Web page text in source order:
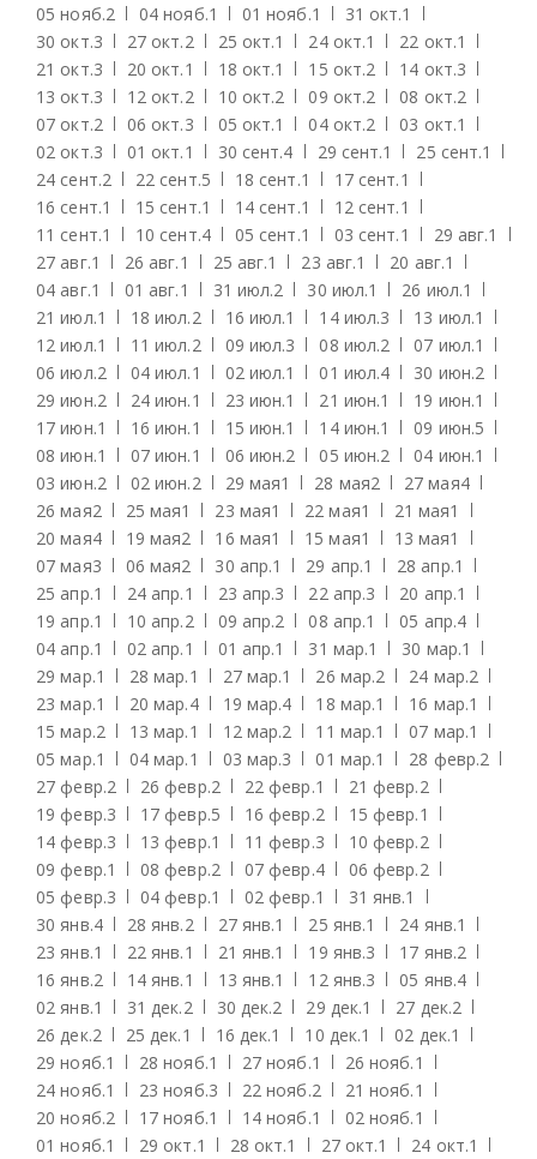
05 нояб.2 04 нояб.1 01 нояб.1 31 окт.1
30 окт.3 27 окт.2 25 окт.1 24 окт.1 22 окт.1
21 окт.3 20 окт.1 18 окт.1 15 окт.2 14 окт.3
13 окт.3 12 окт.2 10 окт.2 09 окт.2 08 окт.2
07 окт.2 06 окт.3 05 окт.1 04 окт.2 03 окт.1
02 окт.3 01 окт.1 30 сент.4 29 сент.1 25 сент.1
24 сент.2 22 сент.5 18 сент.1 17 сент.1
16 сент.1 15 сент.1 14 сент.1 12 сент.1
11 сент.1 10 сент.4 05 сент.1 03 сент.1 29 авг.1
27 авг.1 26 авг.1 25 авг.1 23 авг.1 20 авг.1
04 авг.1 01 авг.1 31 июл.2 30 июл.1 26 июл.1
21 июл.1 18 июл.2 16 июл.1 14 июл.3 13 июл.1
12 июл.1 11 июл.2 09 июл.3 08 июл.2 07 июл.1
06 июл.2 04 июл.1 02 июл.1 01 июл.4 30 июн.2
29 июн.2 24 июн.1 23 июн.1 21 июн.1 19 июн.1
17 июн.1 16 июн.1 15 июн.1 14 июн.1 09 июн.5
08 июн.1 07 июн.1 06 июн.2 05 июн.2 04 июн.1
03 июн.2 02 июн.2 29 мая1 28 мая2 27 мая4
26 мая2 25 мая1 23 мая1 22 мая1 21 мая1
20 мая4 19 мая2 16 мая1 15 мая1 13 мая1
07 мая3 06 мая2 30 апр.1 29 апр.1 28 апр.1
25 апр.1 24 апр.1 23 апр.3 22 апр.3 20 апр.1
19 апр.1 10 апр.2 09 апр.2 08 апр.1 05 апр.4
04 апр.1 02 апр.1 01 апр.1 31 мар.1 30 мар.1
29 мар.1 28 мар.1 27 мар.1 26 мар.2 24 мар.2
23 мар.1 20 мар.4 19 мар.4 18 мар.1 16 мар.1
15 мар.2 13 мар.1 12 мар.2 11 мар.1 07 мар.1
05 мар.1 04 мар.1 03 мар.3 01 мар.1 28 февр.2
27 февр.2 26 февр.2 22 февр.1 21 февр.2
19 февр.3 17 февр.5 16 февр.2 15 февр.1
14 февр.3 13 февр.1 11 февр.3 10 февр.2
09 февр.1 08 февр.2 07 февр.4 06 февр.2
05 февр.3 04 февр.1 02 февр.1 31 янв.1
30 янв.4 28 янв.2 27 янв.1 25 янв.1 24 янв.1
23 янв.1 22 янв.1 21 янв.1 19 янв.3 17 янв.2
16 янв.2 14 янв.1 13 янв.1 12 янв.3 05 янв.4
02 янв.1 31 дек.2 30 дек.2 29 дек.1 27 дек.2
26 дек.2 25 дек.1 16 дек.1 10 дек.1 02 дек.1
29 нояб.1 28 нояб.1 27 нояб.1 26 нояб.1
24 нояб.1 23 нояб.3 22 нояб.2 21 нояб.1
20 нояб.2 17 нояб.1 14 нояб.1 02 нояб.1
01 нояб.1 29 окт.1 28 окт.1 27 окт.1 24 окт.1